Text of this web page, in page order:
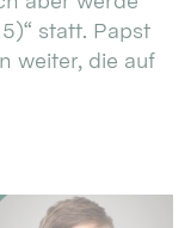
statt. Papst
weiter, die auf